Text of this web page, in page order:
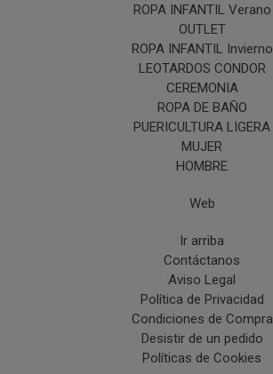
ROPA INFANTIL Verano
OUTLET
ROPA INFANTIL Invierno
LEOTARDOS CONDOR
CEREMONIA
ROPA DE BAÑO
PUERICULTURA LIGERA
MUJER
HOMBRE
Web
Ir arriba
Contáctanos
Aviso Legal
Política de Privacidad
Condiciones de Compra
Desistir de un pedido
Políticas de Cookies